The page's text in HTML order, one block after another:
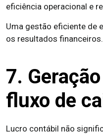
eficiência operacional e
Uma gestão eficiente de
os resultados financeiros.
7.
fluxo de
Lucro contábil não